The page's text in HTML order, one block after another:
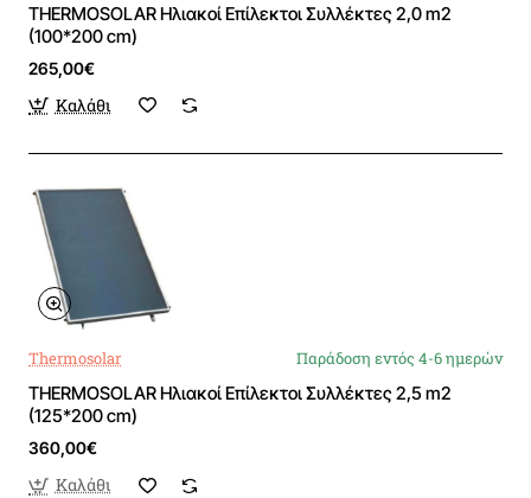
THERMOSOLAR Ηλιακοί Επίλεκτοι Συλλέκτες 2,0 m2
(100*200 cm)
265,00€
Καλάθι
Thermosolar Παράδοση εντός 4-6 ημερών
THERMOSOLAR Ηλιακοί Επίλεκτοι Συλλέκτες 2,5 m2
(125*200 cm)
360,00€
Καλάθι